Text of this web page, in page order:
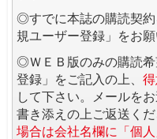
◎すでに本誌の購読契
規ユーザー登録」をお願
◎ＷＥＢ版のみの購読
登録」をご記入の上、
して下さい。メールを
書き添えの上ご返送くだ
場合は会社名欄に「個人